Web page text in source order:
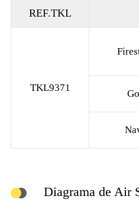
REF.TKL
TKL9371
Diagrama de Air